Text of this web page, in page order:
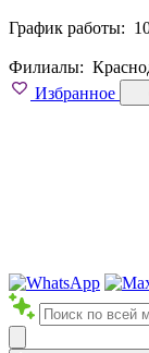
График работы:
Филиалы:
Избранное